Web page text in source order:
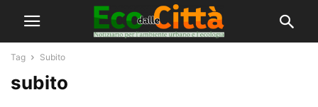
Tag Subito
subito